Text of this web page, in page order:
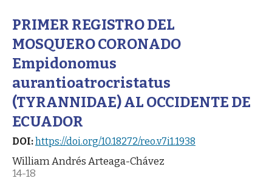
PRIMER REGISTRO DEL
MOSQUERO CORONADO
Empidonomus
aurantioatrocristatus
(TYRANNIDAE) AL OCCIDENTE DE
ECUADOR
DOI:https://doi.org/10.18272/reo.v7i1.1938
William Andrés Arteaga-Chávez
14-18